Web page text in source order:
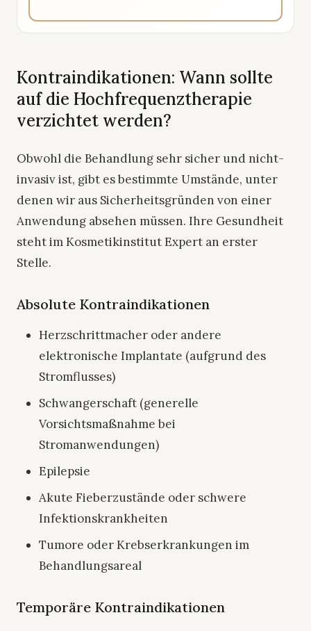
Kontraindikationen: Wann sollte
auf die Hochfrequenztherapie
verzichtet werden?
Obwohl die Behandlung sehr sicher und nicht-
invasiv ist, gibt es bestimmte Umstände, unter
denen wir aus Sicherheitsgründen von einer
Anwendung absehen müssen. Ihre Gesundheit
steht im Kosmetikinstitut Expert an erster
Stelle.
Absolute Kontraindikationen
Herzschrittmacher oder andere
elektronische Implantate (aufgrund des
Stromflusses)
Schwangerschaft (generelle
Vorsichtsmaßnahme bei
Stromanwendungen)
Epilepsie
Akute Fieberzustände oder schwere
Infektionskrankheiten
Tumore oder Krebserkrankungen im
Behandlungsareal
Temporäre Kontraindikationen